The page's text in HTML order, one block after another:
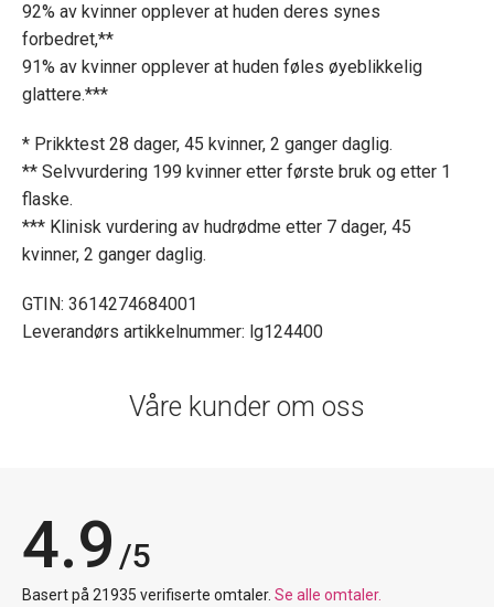
92% av kvinner opplever at huden deres synes
forbedret,**
91% av kvinner opplever at huden føles øyeblikkelig
glattere.***
* Prikktest 28 dager, 45 kvinner, 2 ganger daglig.
** Selvvurdering 199 kvinner etter første bruk og etter 1
flaske.
*** Klinisk vurdering av hudrødme etter 7 dager, 45
kvinner, 2 ganger daglig.
GTIN: 3614274684001
Leverandørs artikkelnummer: lg124400
Våre kunder om oss
4.9 /5
Basert på 21935 verifiserte omtaler. Se alle omtaler.